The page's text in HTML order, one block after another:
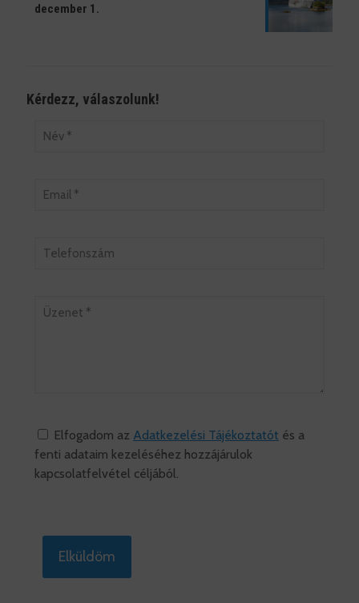
december 1.
Kérdezz, válaszolunk!
Elfogadom az Adatkezelési Tájékoztatót és a
fenti adataim kezeléséhez hozzájárulok
kapcsolatfelvétel céljából.